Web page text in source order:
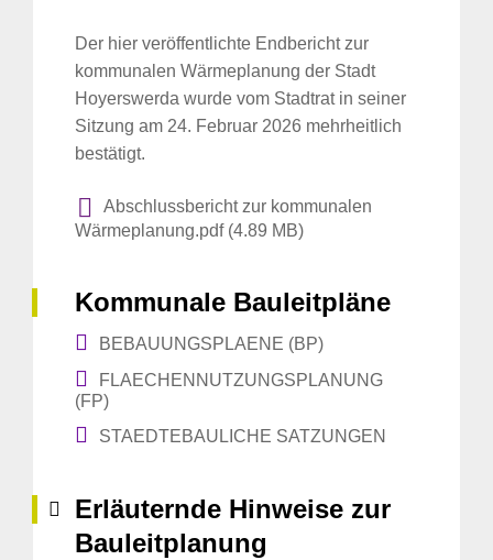
Der hier veröffentlichte Endbericht zur
kommunalen Wärmeplanung der Stadt
Hoyerswerda wurde vom Stadtrat in seiner
Sitzung am 24. Februar 2026 mehrheitlich
bestätigt.
Abschlussbericht zur kommunalen
Wärmeplanung.pdf (4.89 MB)
Kommunale Bauleitpläne
BEBAUUNGSPLAENE (BP)
FLAECHENNUTZUNGSPLANUNG
(FP)
STAEDTEBAULICHE SATZUNGEN
Erläuternde Hinweise zur
Bauleitplanung